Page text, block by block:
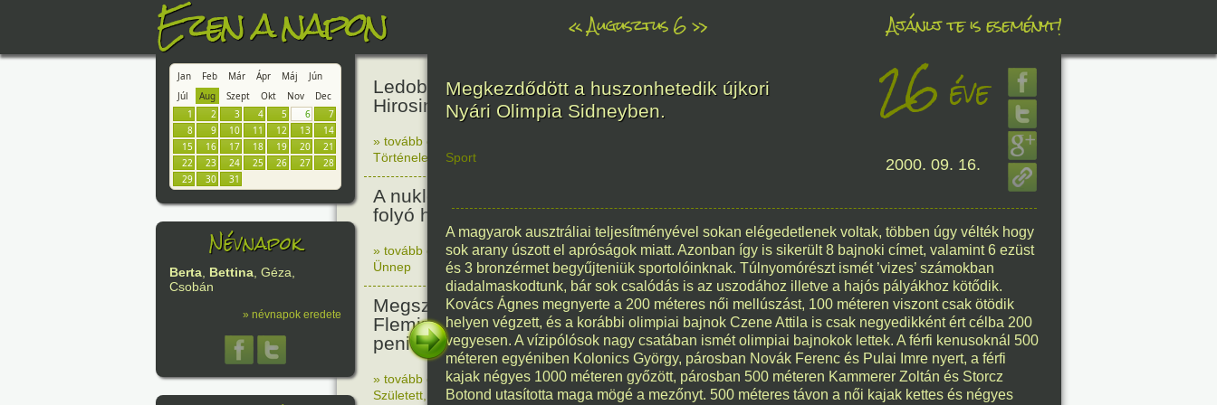
Ezen a napon «Augusztus 6» Ajánlj te is eseményt!
Jan Feb Már Ápr Máj
Jún
Júl
Aug Szept Okt Nov
Dec
1
2 3 4 5 6
7
8
9 10 11 12 13
14
15
16 17 18 19 20
21
22
23 24 25 26 27
28
29
30 31
Névnapok
Berta, Bettina, Géza,
Csobán
» névnapok eredete
Ledobták az első atombombát
Hirosimára.
81
» tovább olvasom
Történelem
A nukleáris fegyverek betiltásáért
folyó harc világnapja
48éve
» tovább olvasom|Nincs hozzászólás, szólj hozzá!
Ünnep
1978. 08. 06.
Megszületett Sir Alexander
Fleming, Nobel-díjas angol orvos, a
penicillin felfedezője.
145éve
» tovább olvasom|1 hozzászólás, szólj Te is hozzá!
Született
Alkotás 1881. 08. 06.
Megkezdődött a huszonhetedik újkori
Nyári Olimpia Sidneyben.
26 éve
Sport 2000. 09. 16.
A magyarok ausztráliai teljesítményével sokan elégedetlenek voltak, többen úgy vélték hogy
sok arany úszott el apróságok miatt. Azonban így is sikerült 8 bajnoki címet, valamint 6 ezüst
és 3 bronzérmet begyűjteniük sportolóinknak. Túlnyomórészt ismét ’vizes’ számokban
diadalmaskodtunk, bár sok csalódás is az uszodához illetve a hajós pályákhoz kötődik.
Kovács Ágnes megnyerte a 200 méteres női mellúszást, 100 méteren viszont csak ötödik
helyen végzett, és a korábbi olimpiai bajnok Czene Attila is csak negyedikként ért célba 200
vegyesen. A vízipólósok nagy csatában ismét olimpiai bajnokok lettek. A férfi kenusoknál 500
méteren egyéniben Kolonics György, párosban Novák Ferenc és Pulai Imre nyert, a férfi
kajak négyes 1000 méteren győzött, párosban 500 méteren Kammerer Zoltán és Storcz
Botond utasította maga mögé a mezőnyt. 500 méteres távon a női kajak kettes és négyes